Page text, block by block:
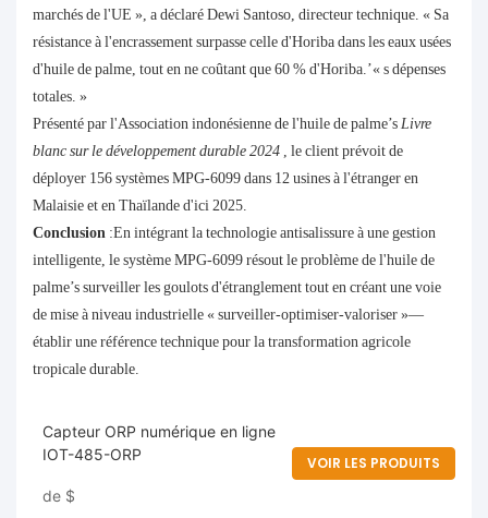
marchés de l'UE », a déclaré Dewi Santoso, directeur technique. « Sa
résistance à l'encrassement surpasse celle d'Horiba dans les eaux usées
d'huile de palme, tout en ne coûtant que 60 % d'Horiba.’« s dépenses
totales. »
Présenté par l'Association indonésienne de l'huile de palme’sLivre
blanc sur le développement durable 2024 , le client prévoit de
déployer 156 systèmes MPG-6099 dans 12 usines à l'étranger en
Malaisie et en Thaïlande d'ici 2025.
Conclusion :En intégrant la technologie antisalissure à une gestion
intelligente, le système MPG-6099 résout le problème de l'huile de
palme’s surveiller les goulots d'étranglement tout en créant une voie
de mise à niveau industrielle « surveiller-optimiser-valoriser »—
établir une référence technique pour la transformation agricole
tropicale durable.
Capteur ORP numérique en ligne
IOT-485-ORP
de $
VOIR LES PRODUITS